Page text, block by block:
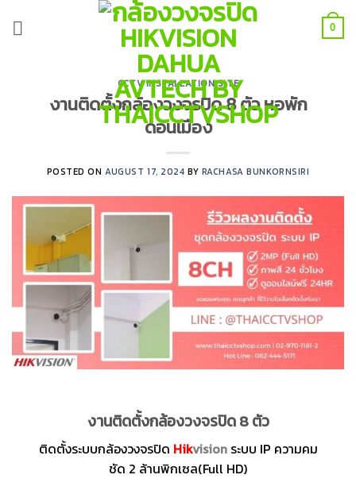
0
CCTV INSTALLATION SITE
งานติดตั้งกล้องวงจรปิด 8 ตัว หอพัก
ดอนเมือง
POSTED ONAUGUST 17, 2024 BY RACHASA BUNKORNSIRI
งานติดตั้งกล้องวงจรปิด 8 ตัว
ติดตั้งระบบกล้องวงจรปิด Hikvisionระบบ IP ความคม
ชัด 2 ล้านพิกเซล(Full HD)